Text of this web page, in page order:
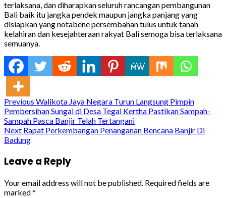
terlaksana, dan diharapkan seluruh rancangan pembangunan
Bali baik itu jangka pendek maupun jangka panjang yang
disiapkan yang notabene persembahan tulus untuk tanah
kelahiran dan kesejahteraan rakyat Bali semoga bisa terlaksana
semuanya.
Continue
Reading
Previous Walikota Jaya Negara Turun Langsung Pimpin
Pembersihan Sungai di Desa Tegal Kertha Pastikan Sampah-
Sampah Pasca Banjir Telah Tertangani
Next Rapat Perkembangan Penanganan Bencana Banjir Di
Badung
Leave a Reply
Your email address will not be published. Required fields are
marked*